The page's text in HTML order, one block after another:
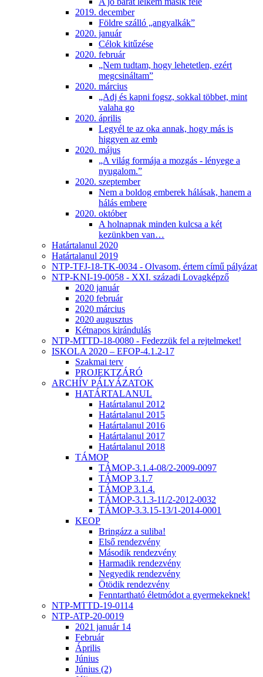
2019. december
Földre szálló „angyalkák”
2020. január
Célok kitűzése
2020. február
„Nem tudtam, hogy lehetetlen, ezért
megcsináltam”
2020. március
„Adj és kapni fogsz, sokkal többet, mint
valaha go
2020. április
Legyél te az oka annak, hogy más is
higgyen az emb
2020. május
„A világ formája a mozgás - lényege a
nyugalom.”
2020. szeptember
Nem a boldog emberek hálásak, hanem a
hálás embere
2020. október
A holnapnak minden kulcsa a két
kezünkben van…
Határtalanul 2020
Határtalanul 2019
NTP-TFJ-18-TK-0034 - Olvasom, értem című pályázat
NTP-KNI-19-0058 - XXI. századi Lovagképző
2020 január
2020 február
2020 március
2020 augusztus
Kétnapos kirándulás
NTP-MTTD-18-0080 - Fedezzük fel a rejtelmeket!
ISKOLA 2020 – EFOP-4.1.2-17
Szakmai terv
PROJEKTZÁRÓ
ARCHÍV PÁLYÁZATOK
HATÁRTALANUL
Határtalanul 2012
Határtalanul 2015
Határtalanul 2016
Határtalanul 2017
Határtalanul 2018
TÁMOP
TÁMOP-3.1.4-08/2-2009-0097
TÁMOP 3.1.7
TÁMOP 3.1.4.
TÁMOP-3.1.3-11/2-2012-0032
TÁMOP-3.3.15-13/1-2014-0001
KEOP
Bringázz a suliba!
Első rendezvény
Második rendezvény
Harmadik rendezvény
Negyedik rendezvény
Ötödik rendezvény
Fenntartható életmódot a gyermekeknek!
NTP-MTTD-19-0114
NTP-ATP-20-0019
2021 január 14
Február
Április
Június
Június (2)